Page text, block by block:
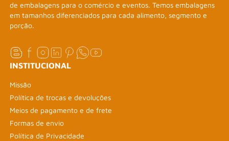
de embalagens para o comércio e eventos. Temos embalagens
em tamanhos diferenciados para cada alimento, segmento e
porção.
INSTITUCIONAL
Missão
Política de trocas e devoluções
Meios de pagamento e de frete
Formas de envio
Política de Privacidade